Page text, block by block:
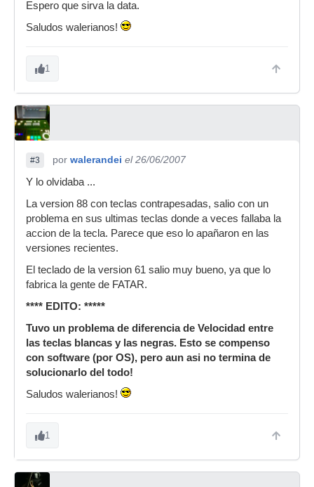
Espero que sirva la data.
Saludos walerianos!
1
#3 por walerandei el 26/06/2007
Y lo olvidaba ...
La version 88 con teclas contrapesadas, salio con un
problema en sus ultimas teclas donde a veces fallaba la
accion de la tecla. Parece que eso lo apañaron en las
versiones recientes.
El teclado de la version 61 salio muy bueno, ya que lo
fabrica la gente de FATAR.
**** EDITO: *****
Tuvo un problema de diferencia de Velocidad entre
las teclas blancas y las negras. Esto se compenso
con software (por OS), pero aun asi no termina de
solucionarlo del todo!
Saludos walerianos!
1